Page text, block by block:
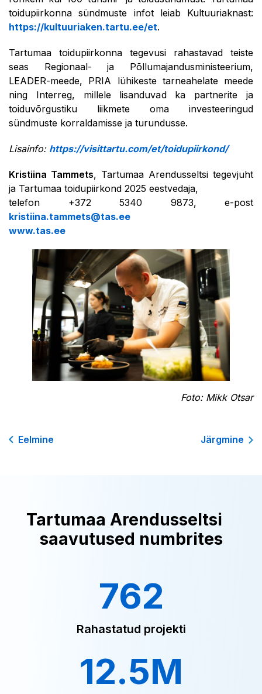
toidupiirkonna sündmuste infot leiab Kultuuriaknast:
https://kultuuriaken.tartu.ee/et.
Tartumaa toidupiirkonna tegevusi rahastavad teiste
seas Regionaal- ja Põllumajandusministeerium,
LEADER-meede, PRIA lühikeste tarneahelate meede
ning Interreg, millele lisanduvad ka partnerite ja
toiduvõrgustiku liikmete oma investeeringud
sündmuste korraldamisse ja turundusse.
Lisainfo: https://visittartu.com/et/toidupiirkond/
Kristiina Tammets, Tartumaa Arendusseltsi tegevjuht
ja Tartumaa toidupiirkond 2025 eestvedaja,
telefon +372 5340 9873, e-post
kristiina.tammets@tas.ee
www.tas.ee
Foto: Mikk Otsar
Eelmine Järgmine
Tartumaa Arendusseltsi
saavutused numbrites
762
Rahastatud projekti
12.5M